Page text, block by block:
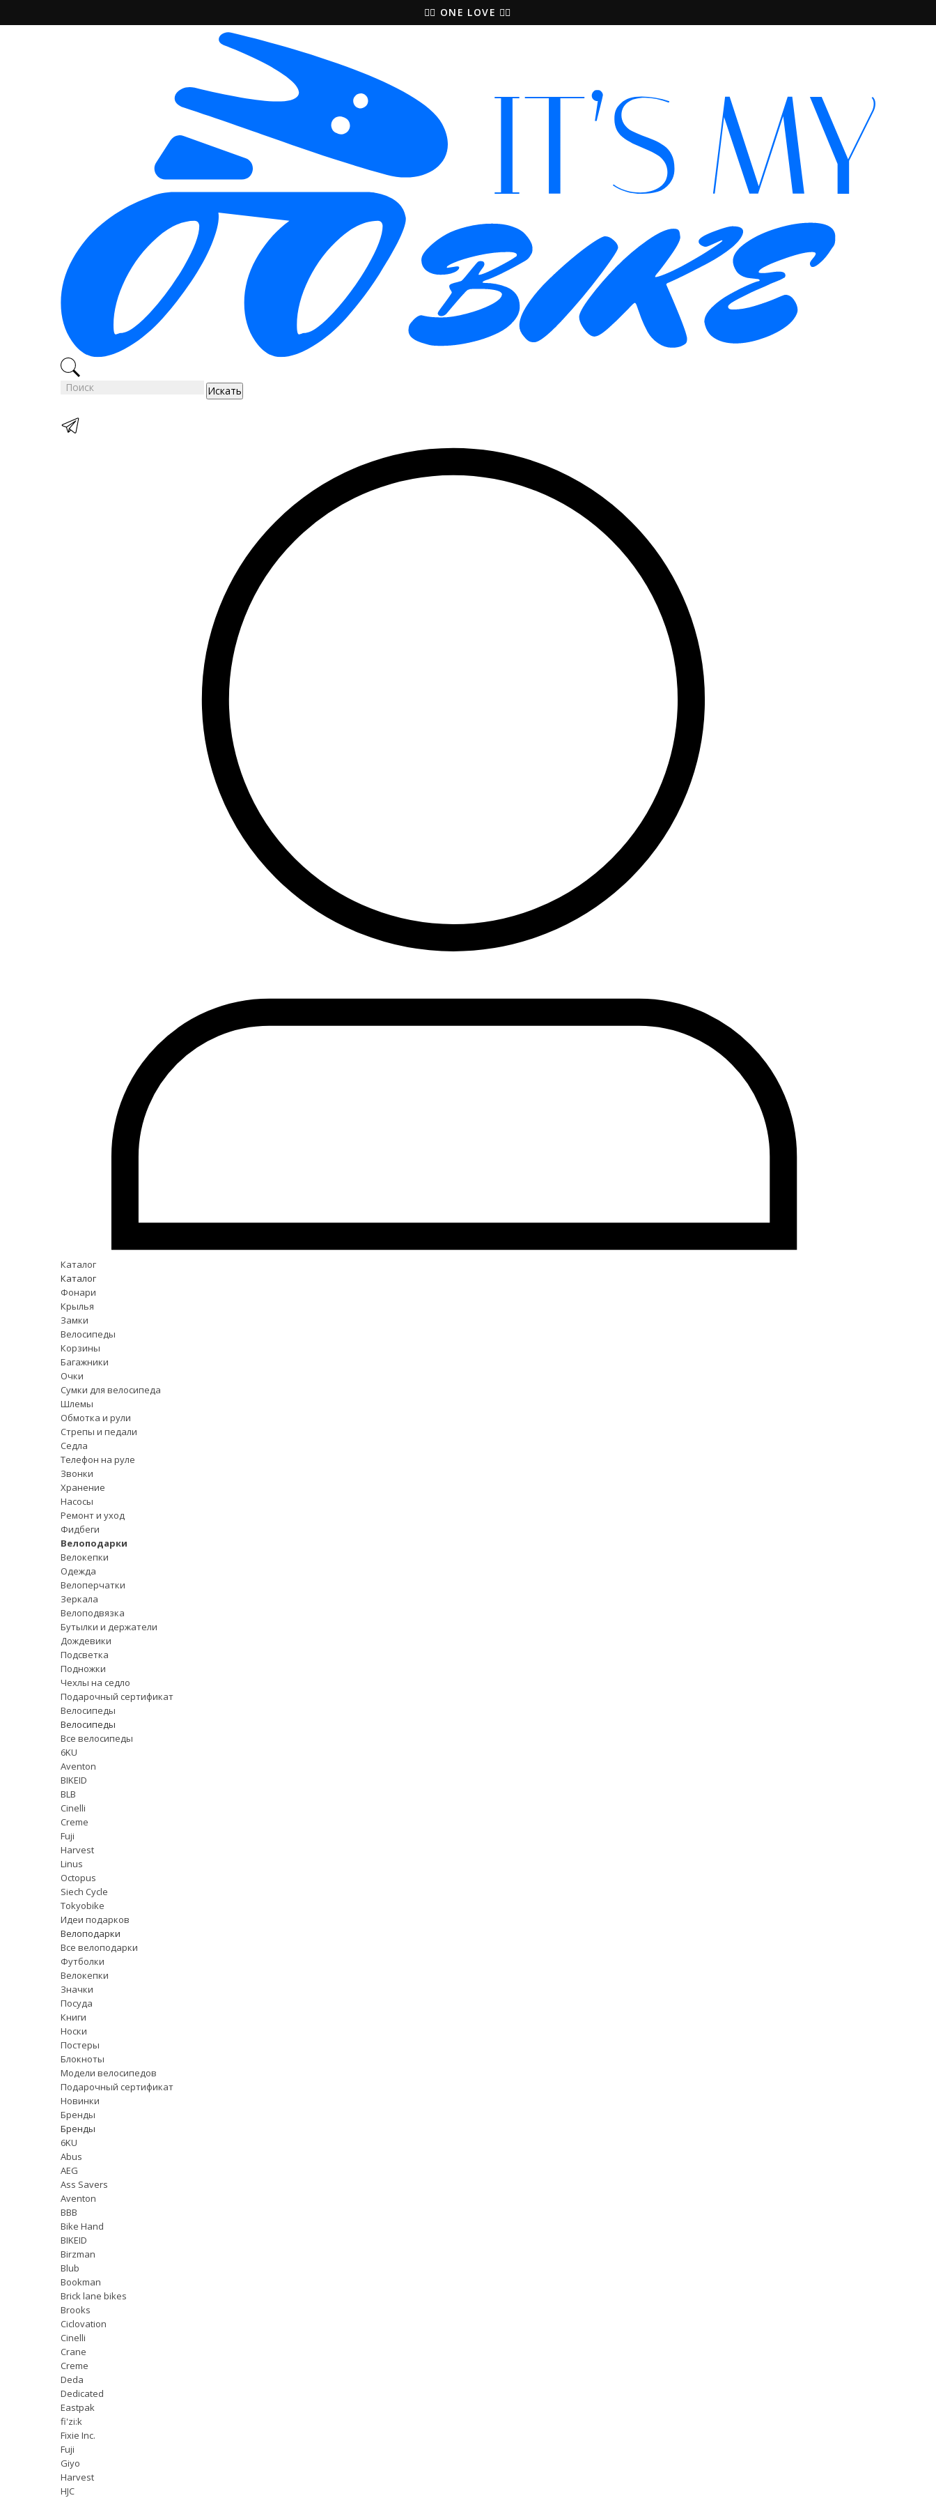
🚵‍♀️ ONE LOVE 🚴‍♀️
Искать
Каталог
Каталог
Фонари
Крылья
Замки
Велосипеды
Корзины
Багажники
Очки
Сумки для велосипеда
Шлемы
Обмотка и рули
Стрепы и педали
Седла
Телефон на руле
Звонки
Хранение
Насосы
Ремонт и уход
Фидбеги
Велоподарки
Велокепки
Одежда
Велоперчатки
Зеркала
Велоподвязка
Бутылки и держатели
Дождевики
Подсветка
Подножки
Чехлы на седло
Подарочный сертификат
Велосипеды
Велосипеды
Все велосипеды
6KU
Aventon
BIKEID
BLB
Cinelli
Creme
Fuji
Harvest
Linus
Octopus
Siech Cycle
Tokyobike
Идеи подарков
Велоподарки
Все велоподарки
Футболки
Велокепки
Значки
Посуда
Книги
Носки
Постеры
Блокноты
Модели велосипедов
Подарочный сертификат
Новинки
Бренды
Бренды
6KU
Abus
AEG
Ass Savers
Aventon
BBB
Bike Hand
BIKEID
Birzman
Blub
Bookman
Brick lane bikes
Brooks
Ciclovation
Cinelli
Crane
Creme
Deda
Dedicated
Eastpak
fi'zi:k
Fixie Inc.
Fuji
Giyo
Harvest
HJC